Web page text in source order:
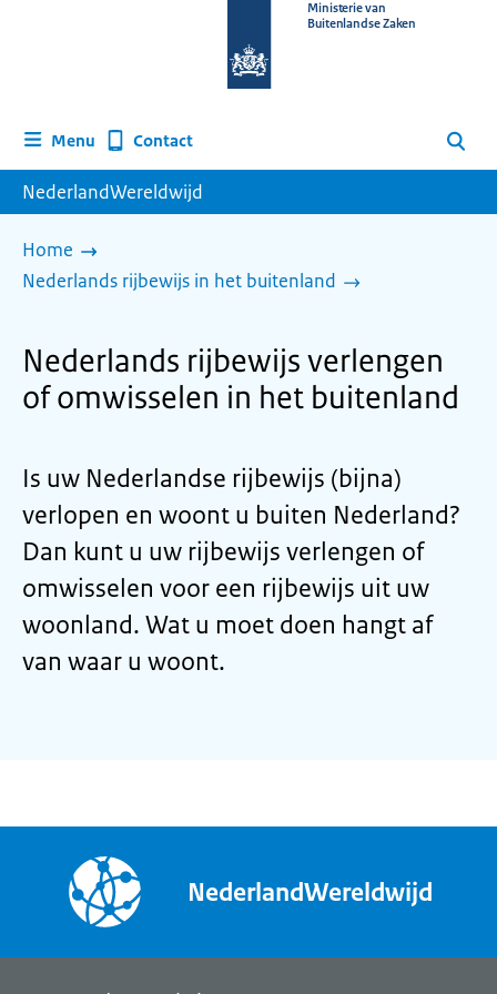
homepage
Ministerie van
Buitenlandse Zaken
Menu Contact Zoeken
NederlandWereldwijd
Home
Nederlands rijbewijs in het buitenland
Nederlands rijbewijs verlengen
of omwisselen in het buitenland
Is uw Nederlandse rijbewijs (bijna)
verlopen en woont u buiten Nederland?
Dan kunt u uw rijbewijs verlengen of
omwisselen voor een rijbewijs uit uw
woonland. Wat u moet doen hangt af
van waar u woont.
NederlandWereldwijd